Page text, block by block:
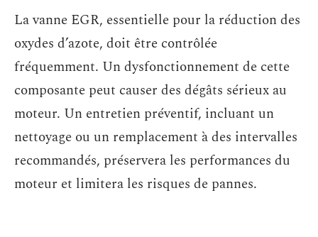
La vanne EGR, essentielle pour la réduction des
oxydes d’azote, doit être contrôlée
fréquemment. Un dysfonctionnement de cette
composante peut causer des dégâts sérieux au
moteur. Un entretien préventif, incluant un
nettoyage ou un remplacement à des intervalles
recommandés, préservera les performances du
moteur et limitera les risques de pannes.